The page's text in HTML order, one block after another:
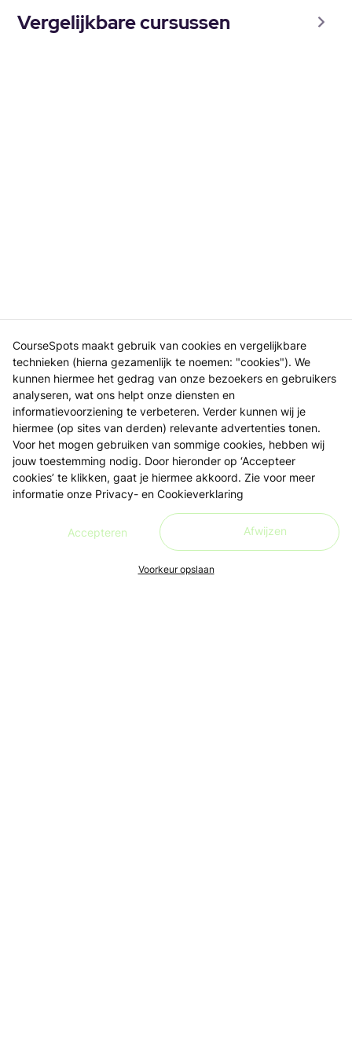
CourseSpots maakt gebruik van cookies en vergelijkbare
technieken (hierna gezamenlijk te noemen: "cookies"). We
kunnen hiermee het gedrag van onze bezoekers en gebruikers
analyseren, wat ons helpt onze diensten en
informatievoorziening te verbeteren. Verder kunnen wij je
hiermee (op sites van derden) relevante advertenties tonen.
Voor het mogen gebruiken van sommige cookies, hebben wij
jouw toestemming nodig. Door hieronder op ‘Accepteer
cookies’ te klikken, gaat je hiermee akkoord. Zie voor meer
informatie onze Privacy- en Cookieverklaring
Accepteren Afwijzen
Voorkeur opslaan
Vergelijkbare cursussen